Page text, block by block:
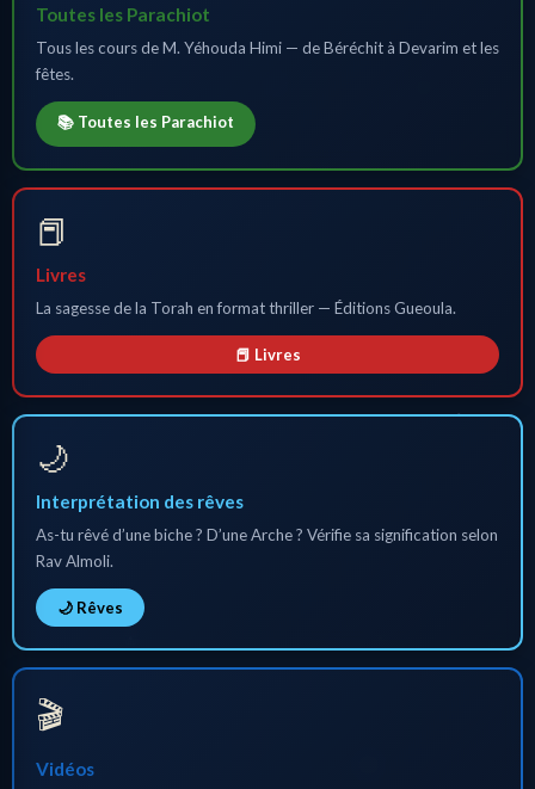
Toutes les Parachiot
Tous les cours de M. Yéhouda Himi — de Béréchit à Devarim et les
fêtes.
📚 Toutes les Parachiot
📕
Livres
La sagesse de la Torah en format thriller — Éditions Gueoula.
📕 Livres
🌙
Interprétation des rêves
As-tu rêvé d’une biche ? D’une Arche ? Vérifie sa signification selon
Rav Almoli.
🌙 Rêves
🎬
Vidéos